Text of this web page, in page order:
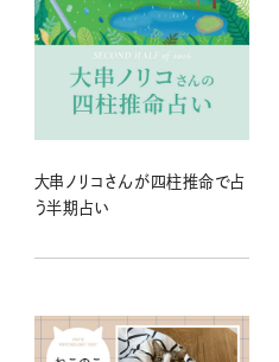
大串ノリコさんが四柱推命で占
う半期占い